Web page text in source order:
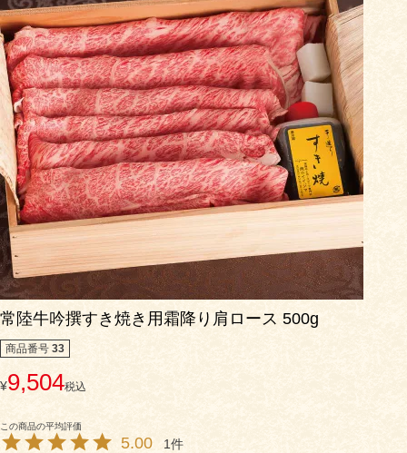
配送・送料
熨斗・カード
イイジマとは
常陸牛とは？
ショップ一覧
マイページ
ゴルフコンペ
法人の方へ
よくある質問
食べ方レシピ
食べ方からから探す
すき焼き
しゃぶしゃぶ
焼き肉
BBQ
ステーキ
ハンバーグ
みそ漬け
コーンスープ
常陸牛吟撰すき焼き用霜降り肩ロース 500g
商品番号 33
¥9,504税込
5.00 1